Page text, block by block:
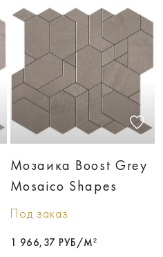
Мозаика Boost Grey
Mosaico Shapes
Под заказ
1 966,37 РУБ/М²